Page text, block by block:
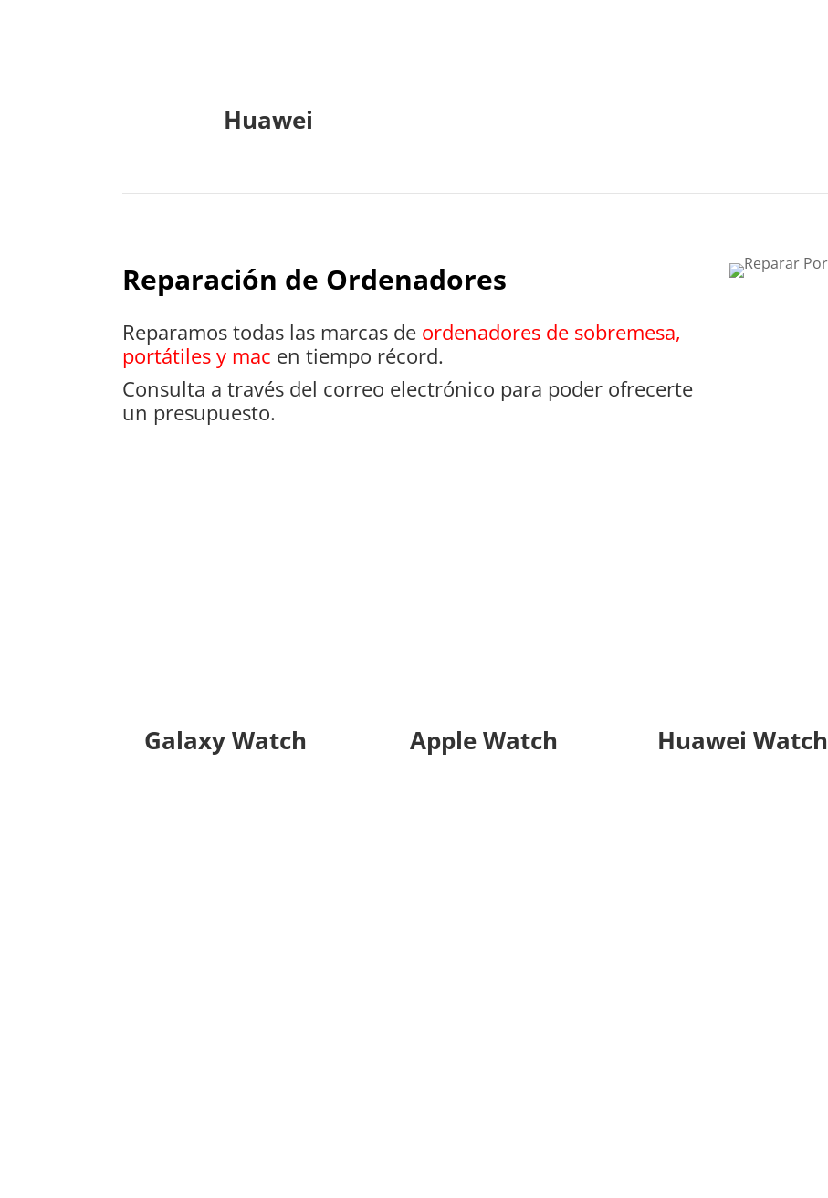
Huawei
Reparación de Ordenadores
Reparamos todas las marcas de ordenadores de sobremesa,
portátiles y mac en tiempo récord.
Consulta a través del correo electrónico para poder ofrecerte
un presupuesto.
Galaxy Watch Apple Watch Huawei Watch